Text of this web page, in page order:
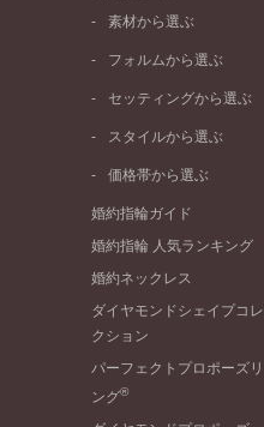
素材から選ぶ
プラチナ
ピンクゴールド
ペールブラウンゴール
フォルムから選ぶ
ストレートライン
V字ライン
セッティングから選ぶ
ソリテール
ダブルサイドメレ
ラインメレ
スタイルから選ぶ
シンプル
モード
エレガント
ゴージャス
価格帯から選ぶ
50万円台～
20万円台～
10万円台～
婚約指輪ガイド
婚約指輪 人気ランキング
婚約ネックレス
ダイヤモンドシェイプコレ
クション
パーフェクトプロポーズリ
ング®